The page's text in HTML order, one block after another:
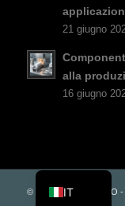
21 giugno
alla
16 giugno
© Copyright - PLAS.CO
IT
RU
NL
PL
TR